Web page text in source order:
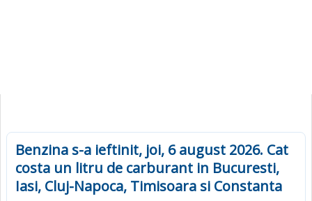
Benzina s-a ieftinit, joi, 6 august 2026. Cat
costa un litru de carburant in Bucuresti,
Iasi, Cluj-Napoca, Timisoara si Constanta